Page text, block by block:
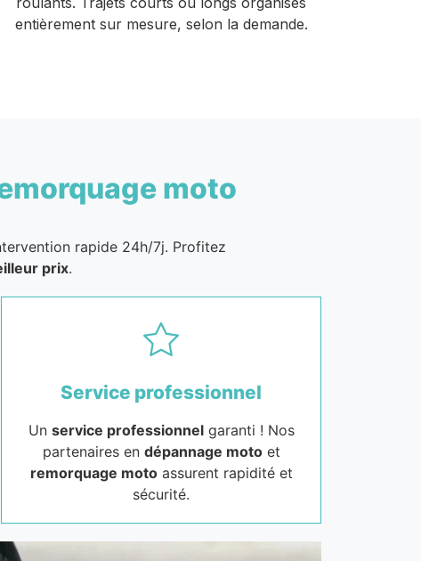
entièrement sur mesure, selon la demande.
moto
rapide 24h/7j. Profitez
prix.
Service professionnel
Un service professionnelgaranti ! Nos
partenaires en dépannage motoet
remorquage motoassurent rapidité et
sécurité.